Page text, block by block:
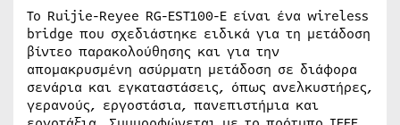
Το Ruijie-Reyee RG-EST100-E είναι ένα wireless
bridge που σχεδιάστηκε ειδικά για τη μετάδοση
βίντεο παρακολούθησης και για την
απομακρυσμένη ασύρματη μετάδοση σε διάφορα
σενάρια και εγκαταστάσεις, όπως ανελκυστήρες,
γερανούς, εργοστάσια, πανεπιστήμια και